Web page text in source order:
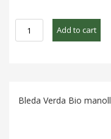
semi
quantity
Add to cart
Bleda Verda Bio manoll